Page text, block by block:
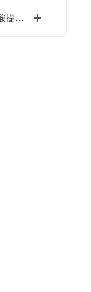
是什么让你对全自动核酸提取仪如此看好的呢？